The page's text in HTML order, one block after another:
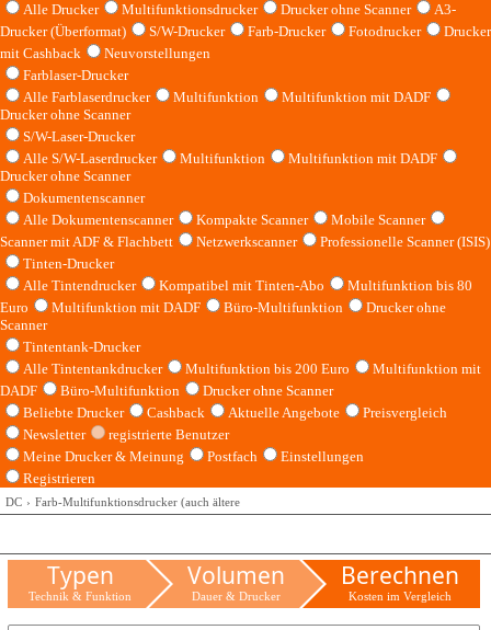
Alle Drucker
Multifunktionsdrucker Drucker ohne Scanner
A3-
Drucker (Überformat)
S/W-Drucker Farb-Drucker Fotodrucker
Drucker
mit Cashback
Neuvorstellungen
Farblaser-Drucker
Alle Farblaserdrucker
Multifunktion
Multifunktion mit DADF
Drucker ohne Scanner
S/W-Laser-Drucker
Alle S/W-Laserdrucker
Multifunktion
Multifunktion mit DADF
Drucker ohne Scanner
Dokumentenscanner
Alle Dokumentenscanner
Kompakte Scanner
Mobile Scanner
Scanner mit ADF & Flachbett
Netzwerkscanner
Professionelle Scanner (ISIS)
Tinten-Drucker
Alle Tintendrucker
Kompatibel mit Tinten-Abo
Multifunktion bis 80
Euro
Multifunktion mit DADF Büro-Multifunktion
Drucker ohne
Scanner
Tintentank-Drucker
Alle Tintentankdrucker
Multifunktion bis 200 Euro
Multifunktion mit
DADF
Büro-Multifunktion
Drucker ohne Scanner
Beliebte Drucker
Cashback Aktuelle Angebote
Preisvergleich
Newsletter
registrierte Benutzer
Meine Drucker & Meinung
Postfach
Einstellungen
Registrieren
DC Farb-Multifunktionsdrucker (auch ältere
Typen
Technik & Funktion
Volumen
Dauer & Drucker
Berechnen
Kosten im Vergleich